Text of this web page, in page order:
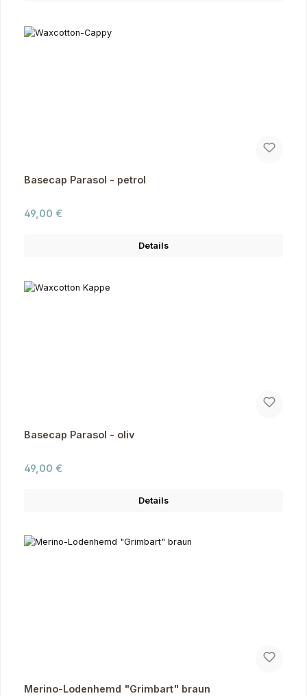
Basecap Parasol - petrol
Regulärer Preis:
49,00 €
Details
Basecap Parasol - oliv
Regulärer Preis:
49,00 €
Details
Merino-Lodenhemd "Grimbart" braun